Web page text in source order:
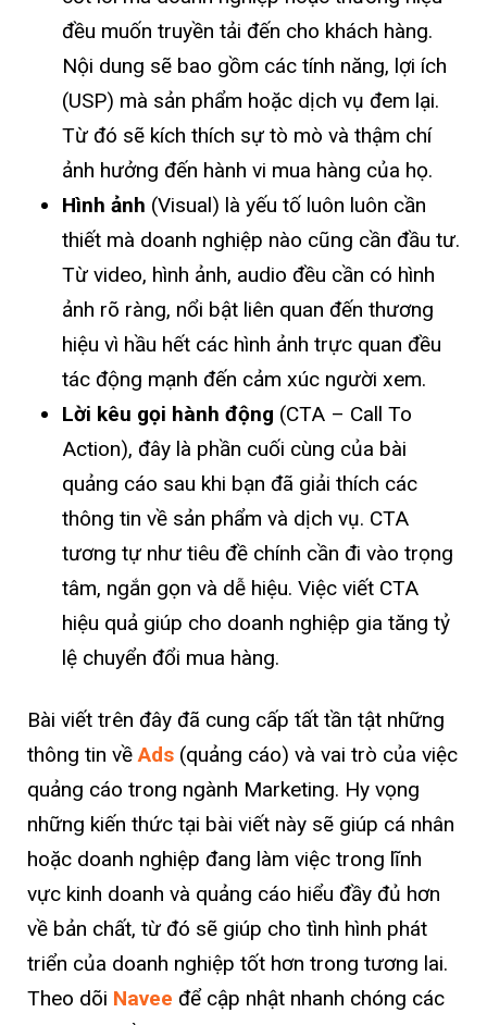
đều muốn truyền tải đến cho khách hàng.
Nội dung sẽ bao gồm các tính năng, lợi ích
(USP) mà sản phẩm hoặc dịch vụ đem lại.
Từ đó sẽ kích thích sự tò mò và thậm chí
ảnh hưởng đến hành vi mua hàng của họ.
Hình ảnh (Visual) là yếu tố luôn luôn cần
thiết mà doanh nghiệp nào cũng cần đầu tư.
Từ video, hình ảnh, audio đều cần có hình
ảnh rõ ràng, nổi bật liên quan đến thương
hiệu vì hầu hết các hình ảnh trực quan đều
tác động mạnh đến cảm xúc người xem.
Lời kêu gọi hành động (CTA – Call To
Action), đây là phần cuối cùng của bài
quảng cáo sau khi bạn đã giải thích các
thông tin về sản phẩm và dịch vụ. CTA
tương tự như tiêu đề chính cần đi vào trọng
tâm, ngắn gọn và dễ hiệu. Việc viết CTA
hiệu quả giúp cho doanh nghiệp gia tăng tỷ
lệ chuyển đổi mua hàng.
Bài viết trên đây đã cung cấp tất tần tật những
thông tin vềAds (quảng cáo) và vai trò của việc
quảng cáo trong ngành Marketing. Hy vọng
những kiến thức tại bài viết này sẽ giúp cá nhân
hoặc doanh nghiệp đang làm việc trong lĩnh
vực kinh doanh và quảng cáo hiểu đầy đủ hơn
về bản chất, từ đó sẽ giúp cho tình hình phát
triển của doanh nghiệp tốt hơn trong tương lai.
Theo dõi Navee để cập nhật nhanh chóng các